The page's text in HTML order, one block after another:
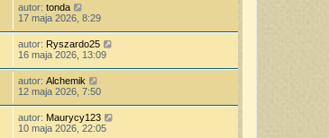
autor: tonda
17 maja 2026, 8:29
autor: Ryszardo25
16 maja 2026, 13:09
autor: Alchemik
12 maja 2026, 7:50
autor: Maurycy123
10 maja 2026, 22:05